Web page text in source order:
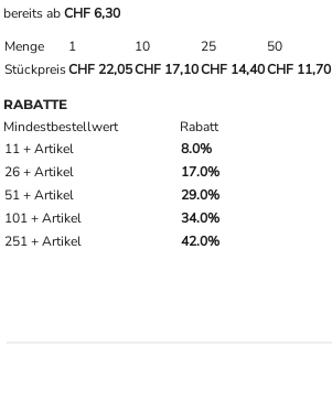
bereits abCHF 6,30
Menge
1 10 25 50
StückpreisCHF 22,05CHF 17,10CHF 14,40CHF 11,70
RABATTE
Mindestbestellwert
Rabatt
11 + Artikel
8.0%
26 + Artikel
17.0%
51 + Artikel
29.0%
101 + Artikel
34.0%
251 + Artikel
42.0%